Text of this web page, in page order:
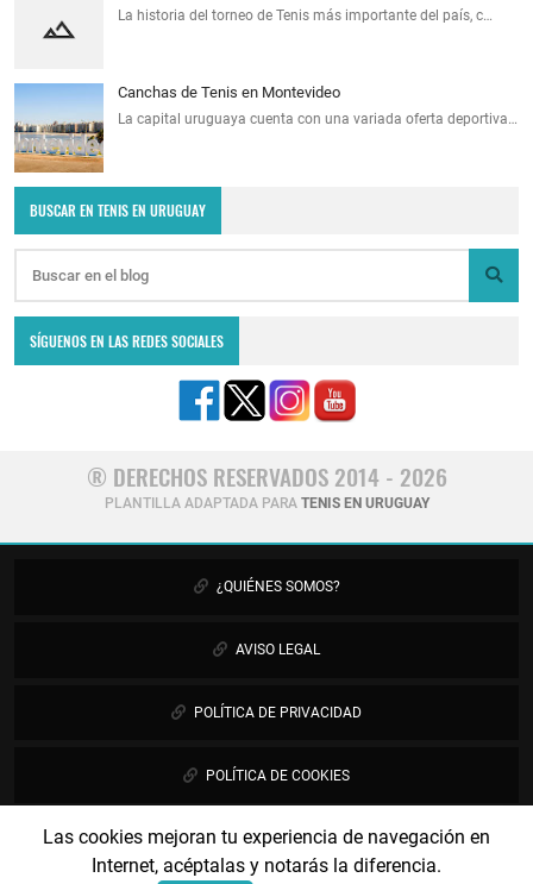
Las cookies mejoran tu experiencia de navegación en
Internet, acéptalas y notarás la diferencia.
La historia del torneo de Tenis más importante del país, c…
Canchas de Tenis en Montevideo
La capital uruguaya cuenta con una variada oferta deportiva…
BUSCAR EN TENIS EN URUGUAY
SÍGUENOS EN LAS REDES SOCIALES
® DERECHOS RESERVADOS 2014 - 2026
PLANTILLA ADAPTADA PARA TENIS EN URUGUAY
¿QUIÉNES SOMOS?
AVISO LEGAL
POLÍTICA DE PRIVACIDAD
POLÍTICA DE COOKIES
PUBLICIDAD